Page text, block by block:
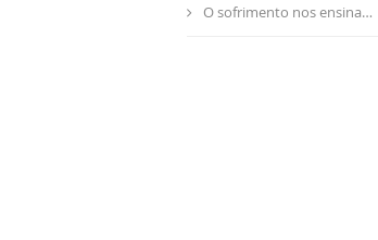
O sofrimento nos ensina…